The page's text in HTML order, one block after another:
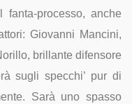
fanta-processo, anche
Giovanni Mancini,
brillante difensore
sugli specchi’ pur di
Sarà uno spasso